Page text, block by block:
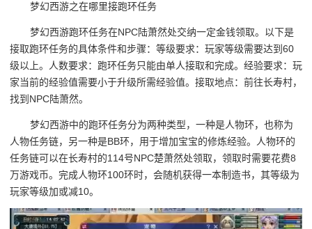
梦幻西游之在哪里接跑环任务
梦幻西游跑环任务在NPC陆萧然处交纳一定金钱领取。以下是
接取跑环任务的具体条件和步骤：等级要求：玩家等级需要达到60
级以上。人数要求：跑环任务只能由单人接取和完成。经验要求：玩
家当前的经验值需要小于升级所需经验值。接取地点：前往长寿村，
找到NPC陆萧然。
梦幻西游中的跑环任务分为两种类型，一种是人物环，也称为
人物任务链，另一种是BB环，用于增加宝宝的修炼经验。人物环的
任务链可以在长寿村的114号NPC楚萧然处领取，领取时需要花费8
万游戏币。完成人物环100环时，会随机获得一本制造书，其等级为
玩家等级加或减10。